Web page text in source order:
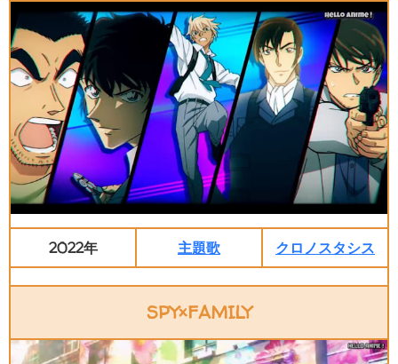
2022年 主題歌 クロノスタシス
SPY×FAMILY